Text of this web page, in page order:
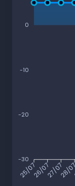
0
-10
-20
-30
25/0726/0727/0728/